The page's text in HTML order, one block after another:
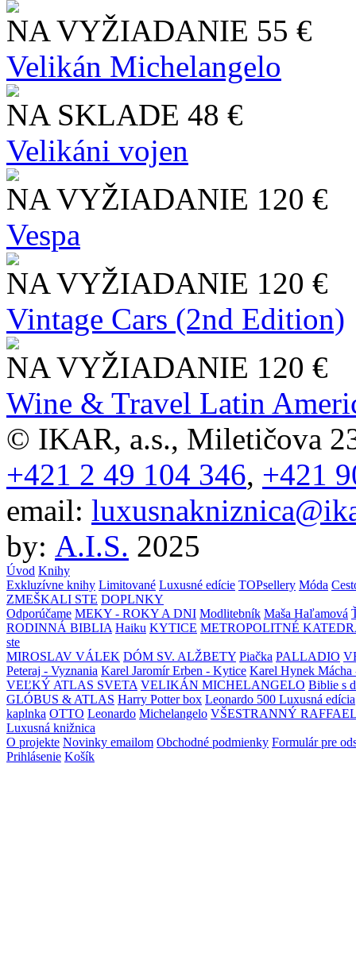
NA VYŽIADANIE 55 €
Velikán Michelangelo
NA SKLADE 48 €
Velikáni vojen
NA VYŽIADANIE 120 €
Vespa
NA VYŽIADANIE 120 €
Vintage Cars (2nd Edition)
NA VYŽIADANIE 120 €
Wine & Travel Latin
© IKAR, a.s., Miletičova
+421 2 49 104 346, +421
email:
by: A.I.S. 2025
Úvod Knihy
Exkluzívne knihy Limitované Luxusné edície TOPsellery Móda
ZMEŠKALI STE DOPLNKY
Odporúčame MEKY - ROKY A DNI Modlitebník Maša Haľamová
RODINNÁ BIBLIA Haiku KYTICE METROPOLITNÉ
ste
MIROSLAV VÁLEK DÓM SV. ALŽBETY Piačka PALLADIO
Peteraj - Vyznania Karel Jaromír Erben - Kytice Karel Hynek Mácha
VEĽKÝ ATLAS SVETA VELIKÁN MICHELANGELO Biblie s
GLÓBUS & ATLAS Harry Potter box Leonardo 500 Luxusná edícia
kaplnka OTTO Leonardo Michelangelo VŠESTRANNÝ
Luxusná knižnica
O projekte Novinky emailom Obchodné podmienky Formulár pre
Prihlásenie Košík